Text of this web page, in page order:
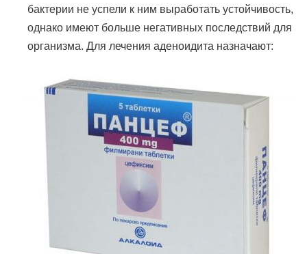
бактерии не успели к ним выработать устойчивость,
однако имеют больше негативных последствий для
организма. Для лечения аденоидита назначают: